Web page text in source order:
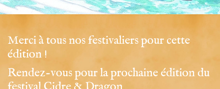
Merci à tous nos festivaliers pour cette
édition !
Rendez-vous pour la prochaine édition du